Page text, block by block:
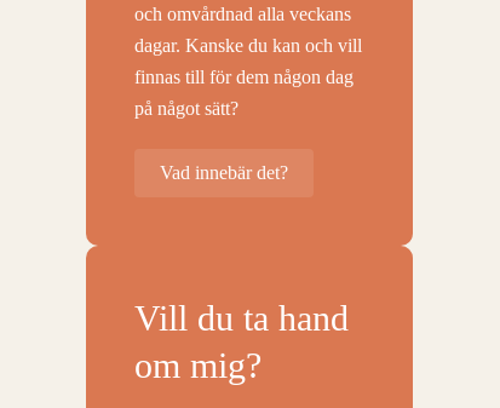
och omvårdnad alla veckans
dagar. Kanske du kan och vill
finnas till för dem någon dag
på något sätt?
Vad innebär det?
Vill du ta hand
om mig?